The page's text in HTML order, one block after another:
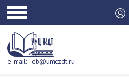
e-mail: eb@umczdt.ru